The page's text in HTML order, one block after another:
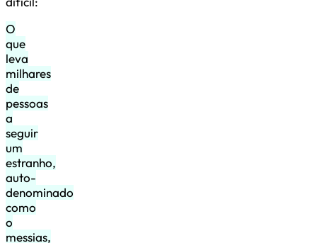
O
que
leva
milhares
de
pessoas
a
seguir
um
estranho,
auto-
denominado
como
o
messias,